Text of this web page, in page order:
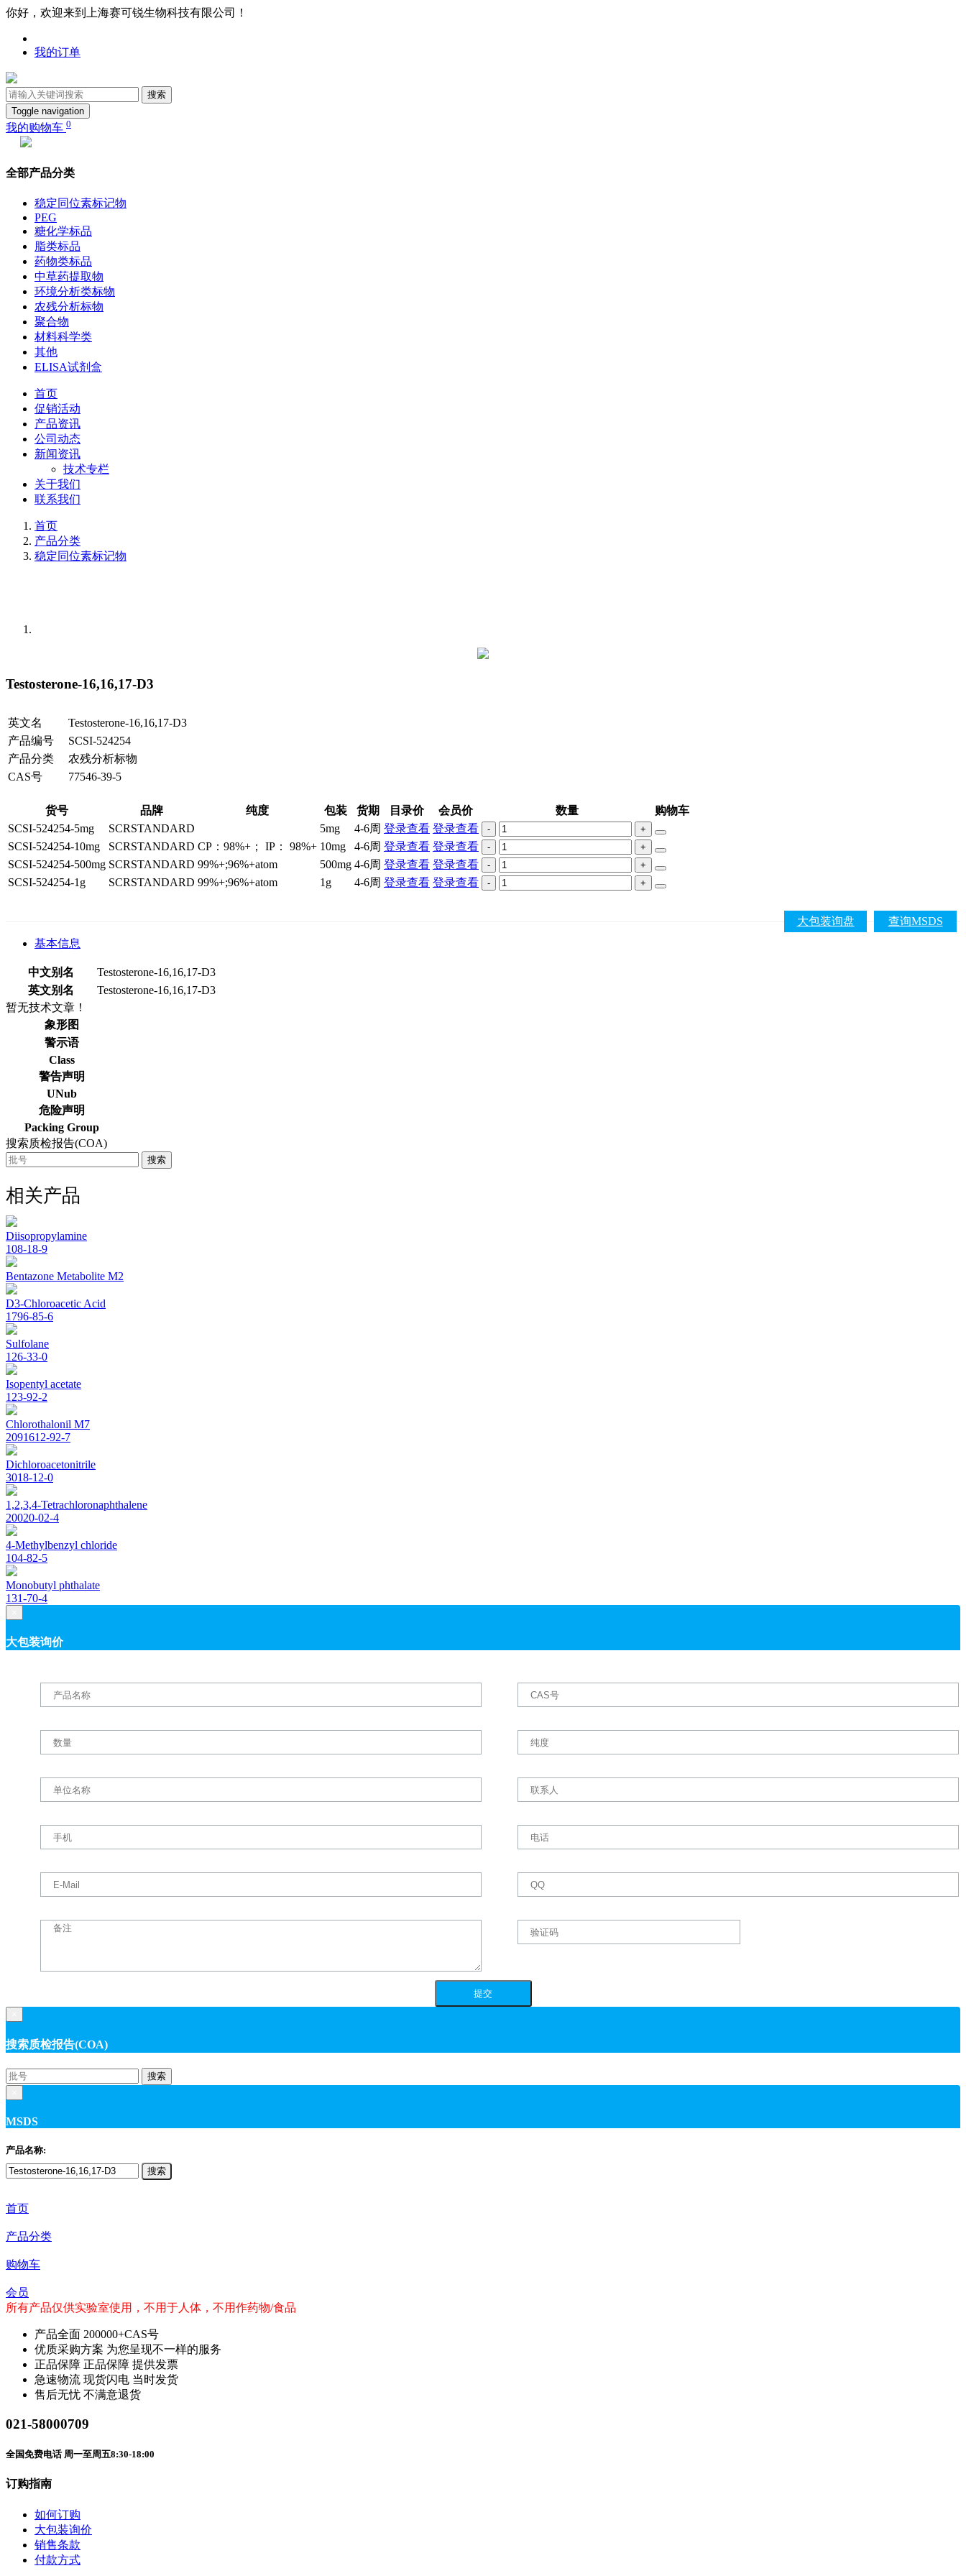
你好，欢迎来到上海赛可锐生物科技有限公司！
我的订单
搜索
Toggle navigation
我的购物车 0
全部产品分类
稳定同位素标记物
PEG
糖化学标品
脂类标品
药物类标品
中草药提取物
环境分析类标物
农残分析标物
聚合物
材料科学类
其他
ELISA试剂盒
首页
促销活动
产品资讯
公司动态
新闻资讯
技术专栏
关于我们
联系我们
首页
产品分类
稳定同位素标记物
Testosterone-16,16,17-D3
英文名
Testosterone-16,16,17-D3
产品编号
SCSI-524254
产品分类
农残分析标物
CAS号
77546-39-5
货号 品牌 纯度 包装 货期 目录价 会员价 数量
购物车
SCSI-524254-5mg
SCRSTANDARD 5mg 4-6周 登录查看 登录查看 - +
SCSI-524254-10mg SCRSTANDARD CP：98%+； IP： 98%+ 10mg 4-6周 登录查看 登录查看 - +
SCSI-524254-500mg SCRSTANDARD 99%+;96%+atom 500mg 4-6周 登录查看 登录查看 - +
SCSI-524254-1g SCRSTANDARD 99%+;96%+atom 1g 4-6周 登录查看 登录查看 - +
查询MSDS
大包装询盘
基本信息
中文别名
Testosterone-16,16,17-D3
英文别名
Testosterone-16,16,17-D3
暂无技术文章！
象形图
警示语
Class
警告声明
UNub
危险声明
Packing Group
搜索质检报告(COA)
搜索
相关产品
Diisopropylamine
108-18-9
Bentazone Metabolite M2
D3-Chloroacetic Acid
1796-85-6
Sulfolane
126-33-0
Isopentyl acetate
123-92-2
Chlorothalonil M7
2091612-92-7
Dichloroacetonitrile
3018-12-0
1,2,3,4-Tetrachloronaphthalene
20020-02-4
4-Methylbenzyl chloride
104-82-5
Monobutyl phthalate
131-70-4
大包装询价
搜索质检报告(COA)
搜索
MSDS
产品名称:
搜索
首页
产品分类
购物车
会员
所有产品仅供实验室使用，不用于人体，不用作药物/食品
产品全面 200000+CAS号
优质采购方案 为您呈现不一样的服务
正品保障 正品保障 提供发票
急速物流 现货闪电 当时发货
售后无忧 不满意退货
021-58000709
全国免费电话 周一至周五8:30-18:00
订购指南
如何订购
大包装询价
销售条款
付款方式